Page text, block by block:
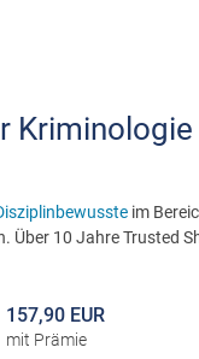
Kriminologie
im
Über 10 Jahre Trusted
157,90 EUR
mit Prämie